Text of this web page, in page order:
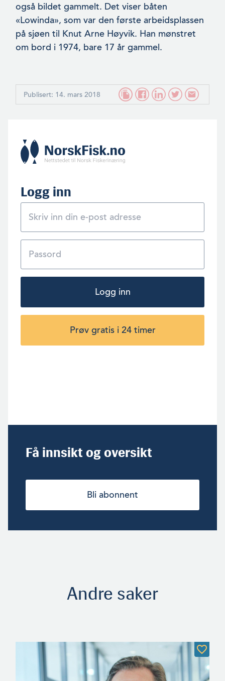
også bildet gam­melt. Det viser båten
«Lowinda», som var den første arbeidsplas­sen
på sjøen til Knut Arne Høyvik. Han mønstret
om bord i 1974, bare 17 år gammel.
Publisert: 14. mars 2018
Logg inn
Logg inn
Prøv gratis i 24 timer
Få innsikt og oversikt
Bli abonnent
Andre saker